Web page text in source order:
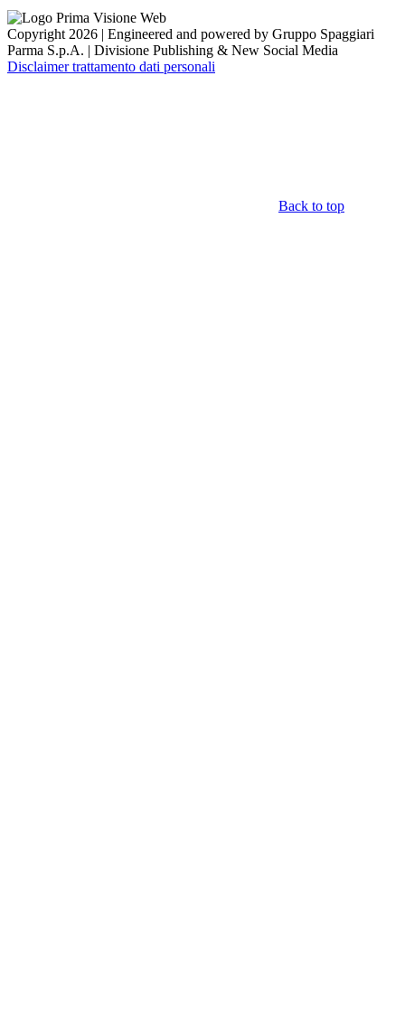
Copyright 2026 | Engineered and powered by Gruppo Spaggiari
Parma S.p.A. | Divisione Publishing & New Social Media
Disclaimer trattamento dati personali
Back to top